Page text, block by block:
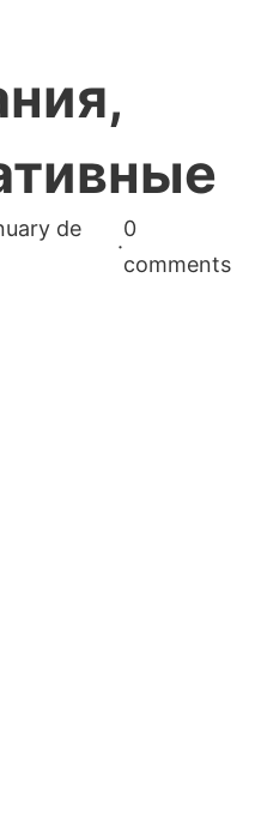
de
·
0
comments